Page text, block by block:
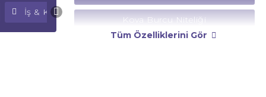
İş & Kariyer Falı Para Falı
Kova Burcu Niteliği
Tüm Özelliklerini Gör